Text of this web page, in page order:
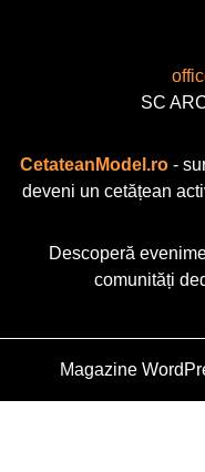
SC
CetateanModel.ro-
deveni un cetățean
Descoperă
comunități
Magazine